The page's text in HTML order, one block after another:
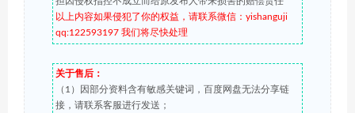
以上内容如果侵犯了你的权益，请联系微信：yishanguji
qq:122593197 我们将尽快处理
关于售后：
（1）因部分资料含有敏感关键词，百度网盘无法分享链
接，请联系客服进行发送；